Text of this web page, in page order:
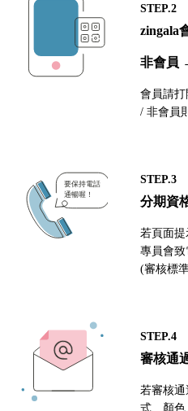
STEP.2
zingala
非會員
會員請打
/ 非會員
STEP.3
分期資
若頁面提
專員會
(審核標
STEP.4
審核通
若審核
式、顏